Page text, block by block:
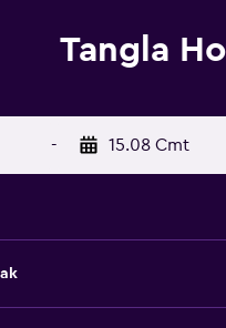
Tangla
- 15.08 Cmt